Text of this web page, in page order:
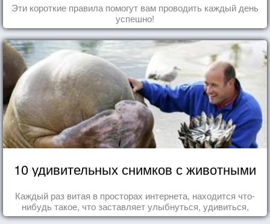
Эти короткие правила помогут вам проводить каждый день
успешно!
10 удивительных снимков с животными
Каждый раз витая в просторах интернета, находится что-
нибудь такое, что заставляет улыбнуться, удивиться,
восхититься...